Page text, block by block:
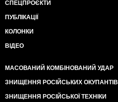
СПЕЦПРОЄКТИ
ПУБЛІКАЦІЇ
КОЛОНКИ
ВІДЕО
МАСОВАНИЙ КОМБІНОВАНИЙ УДАР
ЗНИЩЕННЯ РОСІЙСЬКИХ ОКУПАНТІВ
ЗНИЩЕННЯ РОСІЙСЬКОЇ ТЕХНІКИ